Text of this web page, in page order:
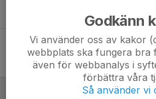
Tis 18
18:00
Hjulsbro IK Blå - Smedby
UCS Arena
-
Godkänn
Vi använder oss av kakor
webbplats ska fungera bra
även för webbanalys i
förbättra våra
Så använder vi